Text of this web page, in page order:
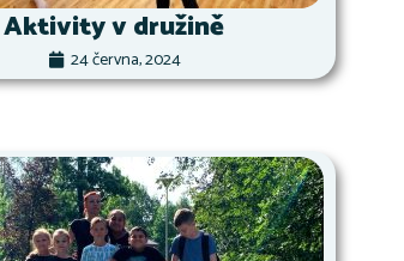
Aktivity v družině
24 června, 2024